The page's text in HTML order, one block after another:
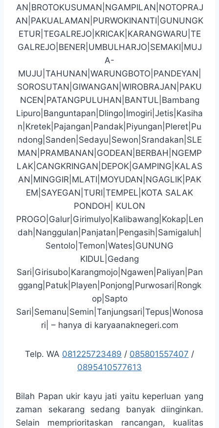
AN|BROTOKUSUMAN|NGAMPILAN|NOTOPRAJ
AN|PAKUALAMAN|PURWOKINANTI|GUNUNGK
ETUR|TEGALREJO|KRICAK|KARANGWARU|TE
GALREJO|BENER|UMBULHARJO|SEMAKI|MUJ
A-
MUJU|TAHUNAN|WARUNGBOTO|PANDEYAN|
SOROSUTAN|GIWANGAN|WIROBRAJAN|PAKU
NCEN|PATANGPULUHAN|BANTUL|Bambang
Lipuro|Banguntapan|Dlingo|Imogiri|Jetis|Kasiha
n|Kretek|Pajangan|Pandak|Piyungan|Pleret|Pu
ndong|Sanden|Sedayu|Sewon|Srandakan|SLE
MAN|PRAMBANAN|GODEAN|BERBAH|NGEMP
LAK|CANGKRINGAN|DEPOK|GAMPING|KALAS
AN|MINGGIR|MLATI|MOYUDAN|NGAGLIK|PAK
EM|SAYEGAN|TURI|TEMPEL|KOTA SALAK
PONDOH| KULON
PROGO|Galur|Girimulyo|Kalibawang|Kokap|Len
dah|Nanggulan|Panjatan|Pengasih|Samigaluh|
Sentolo|Temon|Wates|GUNUNG
KIDUL|Gedang
Sari|Girisubo|Karangmojo|Ngawen|Paliyan|Pan
ggang|Patuk|Playen|Ponjong|Purwosari|Rongk
op|Sapto
Sari|Semanu|Semin|Tanjungsari|Tepus|Wonosa
ri| – hanya di karyaanaknegeri.com
Telp. WA 081225723489 / 085801557407 /
0895410577613
Bilah Papan ukir kayu jati yaitu keperluan yang
zaman sekarang sedang banyak diinginkan.
Selain memprioritaskan rancangan, kualitas